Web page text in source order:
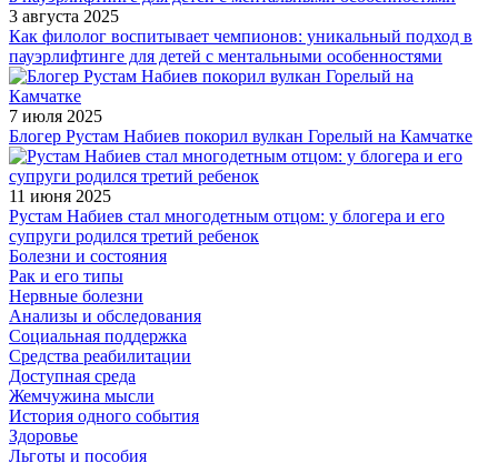
3 августа 2025
Как филолог воспитывает чемпионов: уникальный подход в
пауэрлифтинге для детей с ментальными особенностями
7 июля 2025
Блогер Рустам Набиев покорил вулкан Горелый на Камчатке
11 июня 2025
Рустам Набиев стал многодетным отцом: у блогера и его
супруги родился третий ребенок
Болезни и состояния
Рак и его типы
Нервные болезни
Анализы и обследования
Социальная поддержка
Средства реабилитации
Доступная среда
Жемчужина мысли
История одного события
Здоровье
Льготы и пособия